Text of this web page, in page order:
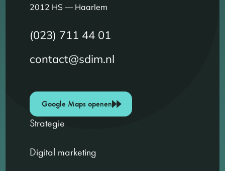
2012 HS — Haarlem
(023) 711 44 01
contact@sdim.nl
Google Maps openen
Strategie
Digital marketing